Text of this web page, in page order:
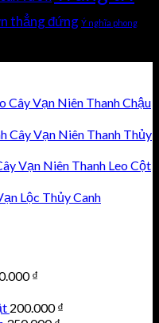
thẳng đứng Ý nghĩa phong
Cây Vạn Niên Thanh Chậu
Cây Vạn Niên Thanh Thủy
Vạn Niên Thanh Leo Cột
Lộc Thủy Canh
₫
200.000₫